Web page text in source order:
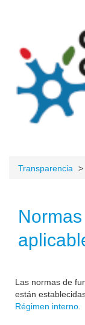
Transparencia
Las normas de
están
Régimen interno